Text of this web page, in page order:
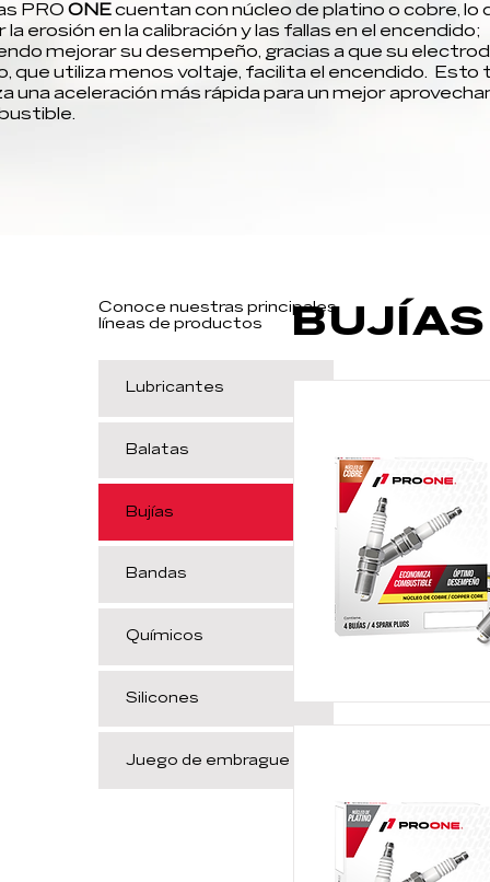
PRO ONEcuentan con núcleo de platino o cobre, lo
la erosión en la calibración y las fallas en el encendido;
mejorar su desempeño, gracias a que su
que utiliza menos voltaje, facilita el encendido. Esto
una aceleración más rápida para un mejor
Conoce nuestras principales
líneas de productos
Lubricantes
Balatas
Bujías
Bandas
Químicos
Silicones
Juego de embrague
BUJÍAS